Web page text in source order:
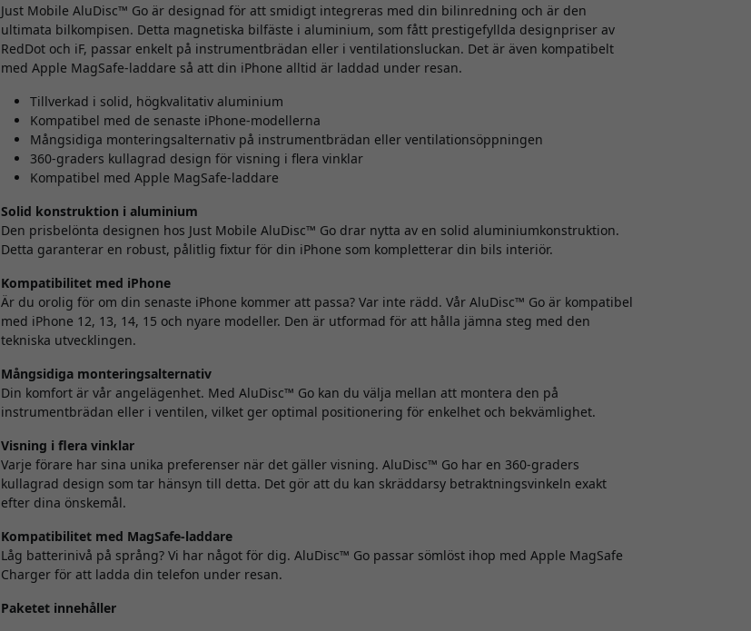
Just Mobile AluDisc™ Go är designad för att smidigt integreras med din bilinredning och är den
ultimata bilkompisen. Detta magnetiska bilfäste i aluminium, som fått prestigefyllda designpriser av
RedDot och iF, passar enkelt på instrumentbrädan eller i ventilationsluckan. Det är även kompatibelt
med Apple MagSafe-laddare så att din iPhone alltid är laddad under resan.
Tillverkad i solid, högkvalitativ aluminium
Kompatibel med de senaste iPhone-modellerna
Mångsidiga monteringsalternativ på instrumentbrädan eller ventilationsöppningen
360-graders kullagrad design för visning i flera vinklar
Kompatibel med Apple MagSafe-laddare
Solid konstruktion i aluminium
Den prisbelönta designen hos Just Mobile AluDisc™ Go drar nytta av en solid aluminiumkonstruktion.
Detta garanterar en robust, pålitlig fixtur för din iPhone som kompletterar din bils interiör.
Kompatibilitet med iPhone
Är du orolig för om din senaste iPhone kommer att passa? Var inte rädd. Vår AluDisc™ Go är kompatibel
med iPhone 12, 13, 14, 15 och nyare modeller. Den är utformad för att hålla jämna steg med den
tekniska utvecklingen.
Mångsidiga monteringsalternativ
Din komfort är vår angelägenhet. Med AluDisc™ Go kan du välja mellan att montera den på
instrumentbrädan eller i ventilen, vilket ger optimal positionering för enkelhet och bekvämlighet.
Visning i flera vinklar
Varje förare har sina unika preferenser när det gäller visning. AluDisc™ Go har en 360-graders
kullagrad design som tar hänsyn till detta. Det gör att du kan skräddarsy betraktningsvinkeln exakt
efter dina önskemål.
Kompatibilitet med MagSafe-laddare
Låg batterinivå på språng? Vi har något för dig. AluDisc™ Go passar sömlöst ihop med Apple MagSafe
Charger för att ladda din telefon under resan.
Paketet innehåller